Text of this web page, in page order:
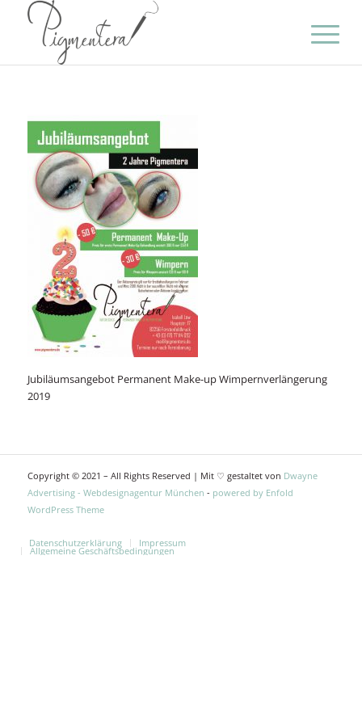
Jubiläumsangebot Permanent Make-up Wimpernverlängerung
2019
Copyright © 2021 – All Rights Reserved | Mit ♡ gestaltet von Dwayne
Advertising - Webdesignagentur München - powered by Enfold
WordPress Theme
Datenschutzerklärung Impressum
Allgemeine Geschäftsbedingungen